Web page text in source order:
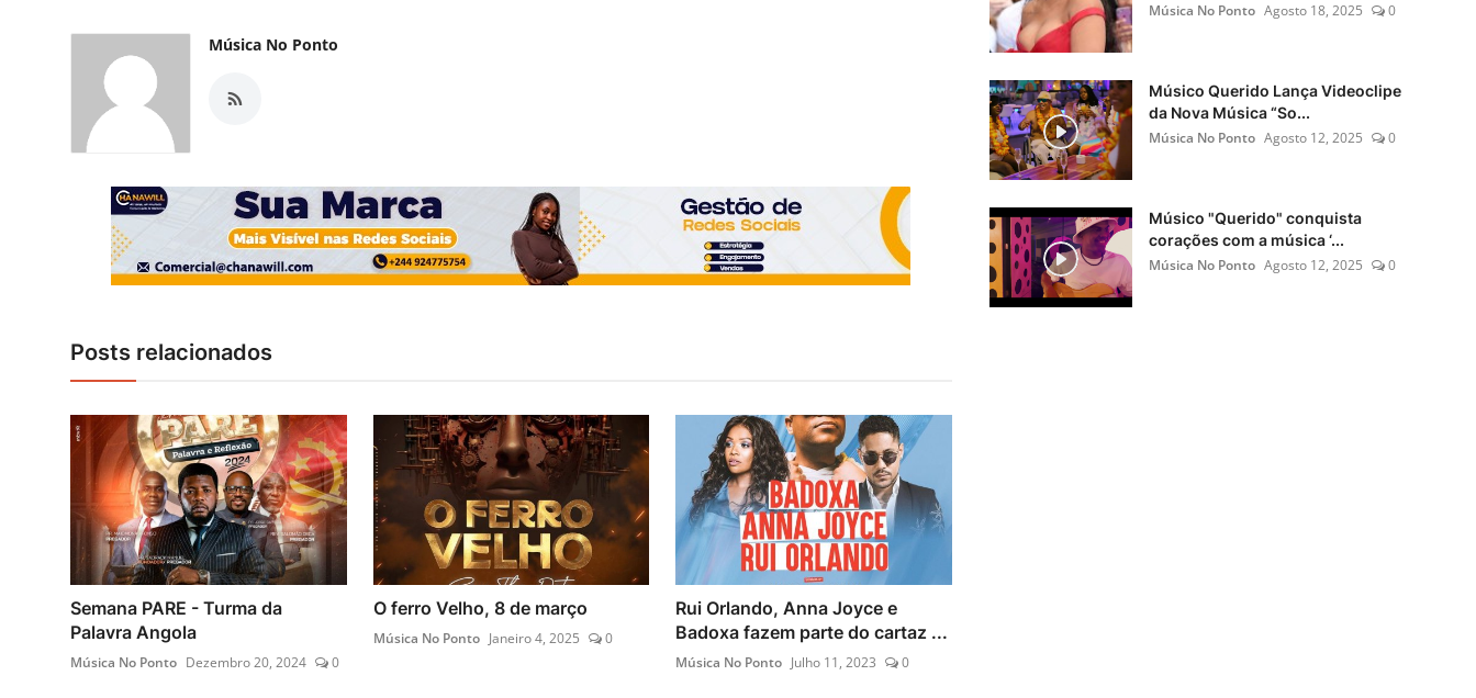
Música No Ponto
Posts relacionados
Semana PARE - Turma da
Palavra Angola
Música No Ponto Dezembro 20, 2024 0
O ferro Velho, 8 de março
Música No Ponto Janeiro 4, 2025 0
Rui Orlando, Anna Joyce e
Badoxa fazem parte do cartaz ...
Música No Ponto Julho 11, 2023 0
Música No Ponto Agosto 18, 2025 0
Músico Querido Lança Videoclipe
da Nova Música “So...
Música No Ponto Agosto 12, 2025 0
Músico "Querido" conquista
corações com a música ‘...
Música No Ponto Agosto 12, 2025 0